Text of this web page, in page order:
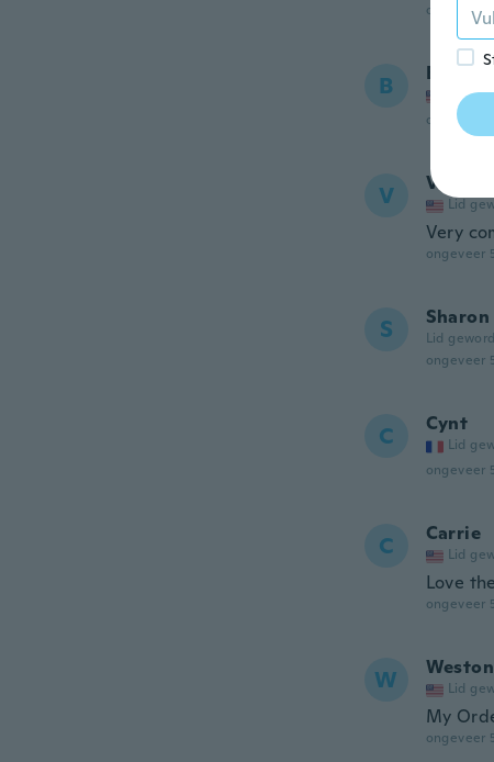
ongeveer
B Ben
Lid
ongeveer
V Val
Lid
Very
ongeveer
S Sharon
Lid
ongeveer
C Cynt
Lid
ongeveer
C Carrie
Lid
Love
ongeveer
W Lid
My
ongeveer